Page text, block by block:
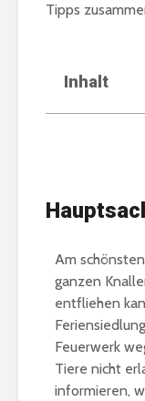
Tipps
Inhalt
Am
ganzen
entfliehen
Feuerwerk
Tiere nicht
informieren,